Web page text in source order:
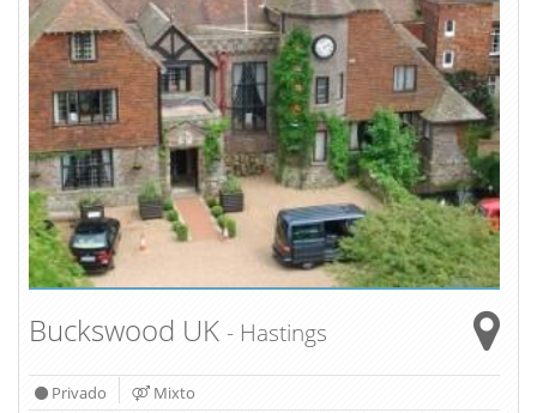
Buckswood UK - Hastings
Privado Mixto